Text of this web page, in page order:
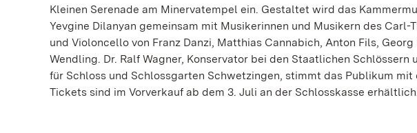
Kleinen Serenade am Minervatempel ein. Gestaltet wird das
Yevgine Dilanyan gemeinsam mit Musikerinnen und Musikern des
und Violoncello von Franz Danzi, Matthias Cannabich, Anton Fils,
Wendling. Dr. Ralf Wagner, Konservator bei den Staatlichen
für Schloss und Schlossgarten Schwetzingen, stimmt das Publikum
Tickets sind im Vorverkauf ab dem 3. Juli an der Schlosskasse